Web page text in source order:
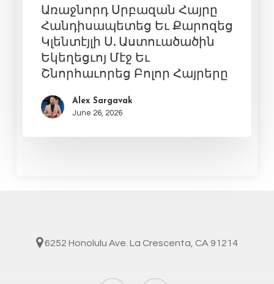
Առաջնորդ Սրբազան Հայրը
Հանդիսապետեց Եւ Քարոզեց
Կլենտէյլի Ս. Աստուածածին
Եկեղեցւոյ Մէջ Եւ
Շնորհաւորեց Բոլոր Հայրերը
Alex Sargavak
June 26, 2026
6252 Honolulu Ave. La Crescenta, CA 91214